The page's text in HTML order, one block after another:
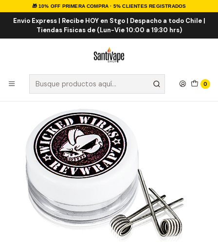
🎁 10% OFF PRIMERA COMPRA · 5% CLIENTES REGISTRADOS
Envio Express | Recibe HOY en Stgo | Despacho a todo Chile |
Tiendas Fisicas de (Lun-Vie 10:00 a 19:30 hrs)
0
Inicio INSUMOS RESISTENCIAS REPARABLES
Wicked Wires Coils